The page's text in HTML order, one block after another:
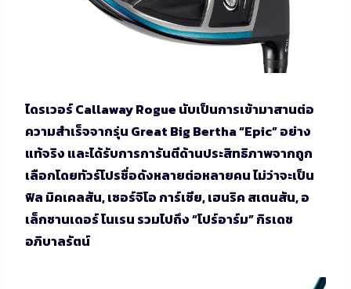
ไดรเวอร์ Callaway Rogue นับเป็นการเข้ามาสานต่อ
ความสำเร็จจากรุ่น Great Big Bertha “Epic” อย่าง
แท้จริง และได้รับการการันตีด้านประสิทธิภาพจากถูก
เลือกโดยทัวร์โปรชื่อดังหลายต่อหลายคน ไม่ว่าจะเป็น
ฟิล มิคเคลสัน, เซอร์จิโอ การ์เซีย, เฮนริค สเตนสัน, อ
เล็กซานเดอร์ โนเรน รวมไปถึง “โปร์อาร์ม” กิรเดช
อภิบาลรัตน์